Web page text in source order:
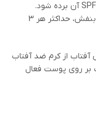
برای حفاظت بهتر از پوست در برابر اشعه فرابنفش، حداکثر هر 3
آفتاب از کرم ضد آفتاب
بر روی پوست فعال